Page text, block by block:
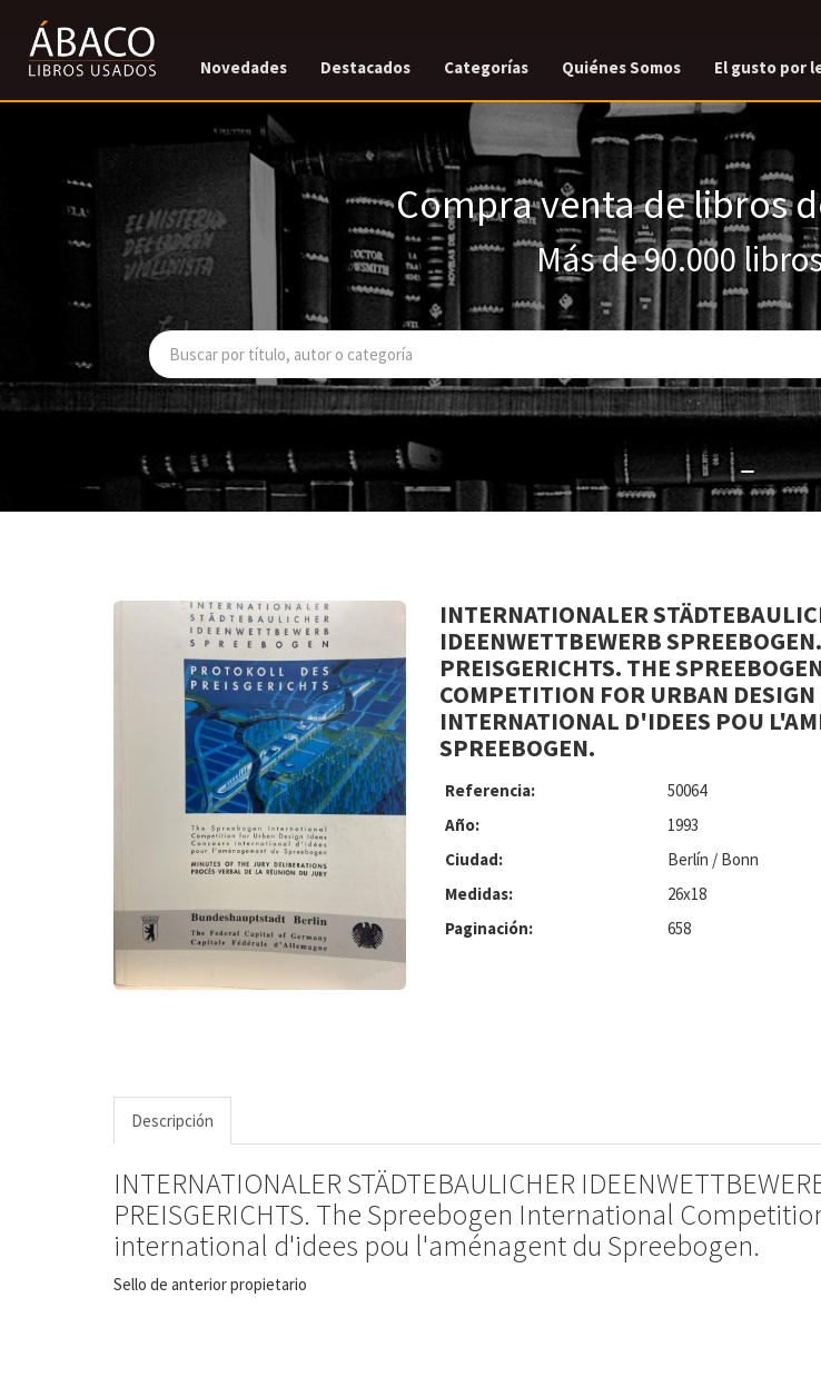
Novedades Destacados Categorías Quiénes Somos El gusto por
Compra venta de libros
Más de 90.000
INTERNATIONALER
IDEENWETTBEWERB
PREISGERICHTS. THE
COMPETITION FOR URBAN DESIGN
INTERNATIONAL D'IDEES POU
SPREEBOGEN.
Referencia:
50064
Año:
1993
Ciudad:
Berlín / Bonn
Medidas:
26x18
Paginación:
658
Descripción
INTERNATIONALER STÄDTEBAULICHER
PREISGERICHTS. The Spreebogen International
international d'idees pou l'aménagent du Spreebogen.
Sello de anterior propietario